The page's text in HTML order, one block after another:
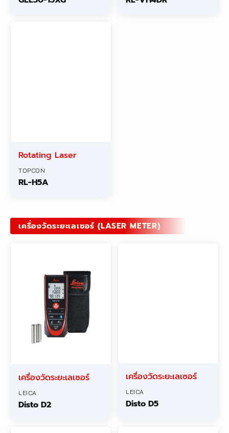
Rotating Laser
TOPCON
RL-H5A
เครื่องวัดระยะเลเซอร์ (LASER METER)
เครื่องวัดระยะเลเซอร์
LEICA
Disto D2
เครื่องวัดระยะเลเซอร์
LEICA
Disto D5